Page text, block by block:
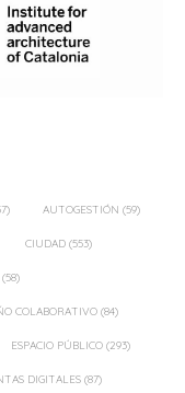
AUTOGESTIÓN (59)
CIUDAD (553)
(58)
COLABORATIVO (84)
ESPACIO PÚBLICO (293)
DIGITALES (87)